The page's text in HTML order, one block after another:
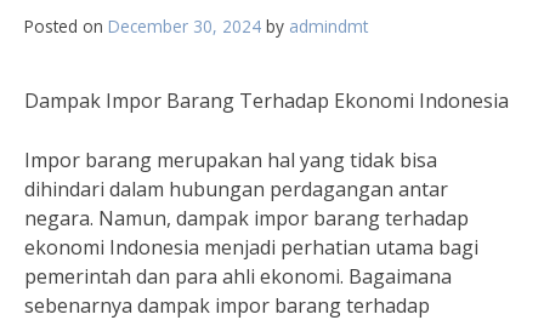
Posted on December 30, 2024 by admindmt
Dampak Impor Barang Terhadap Ekonomi Indonesia
Impor barang merupakan hal yang tidak bisa
dihindari dalam hubungan perdagangan antar
negara. Namun, dampak impor barang terhadap
ekonomi Indonesia menjadi perhatian utama bagi
pemerintah dan para ahli ekonomi. Bagaimana
sebenarnya dampak impor barang terhadap